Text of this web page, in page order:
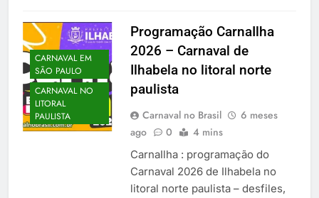
CARNAVAL EM
SÃO PAULO
CARNAVAL NO
LITORAL
PAULISTA
Programação CarnaIlha
2026 – Carnaval de
Ilhabela no litoral norte
paulista
Carnaval no Brasil
6 meses
ago
0 4 mins
CarnaIlha : programação do
Carnaval 2026 de Ilhabela no
litoral norte paulista – desfiles,